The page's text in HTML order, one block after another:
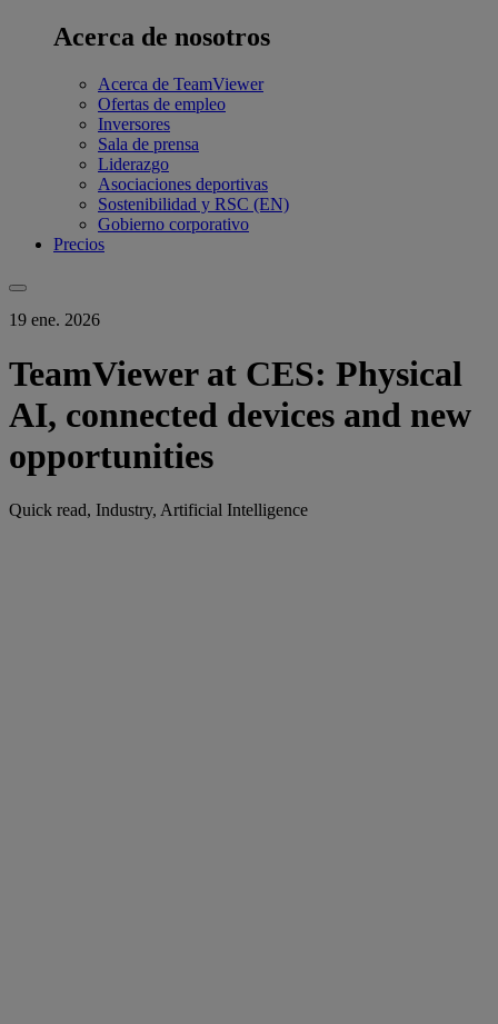
Acerca de nosotros
Acerca de TeamViewer
Ofertas de empleo
Inversores
Sala de prensa
Liderazgo
Asociaciones deportivas
Sostenibilidad y RSC (EN)
Gobierno corporativo
Precios
19 ene. 2026
TeamViewer at CES: Physical
AI, connected devices and new
opportunities
Quick read, Industry, Artificial Intelligence